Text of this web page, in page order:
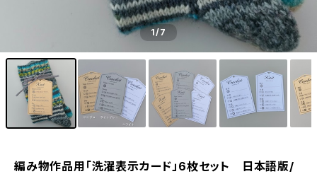
1/7
編み物作品用「洗濯表示カード」6枚セット 日本語版/